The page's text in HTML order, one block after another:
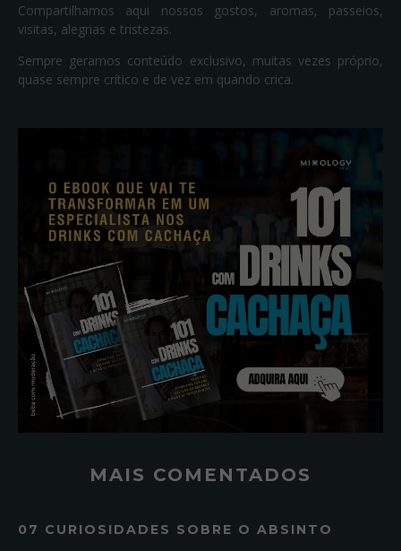
Compartilhamos aqui nossos gostos, aromas, passeios,
visitas, alegrias e tristezas.
Sempre geramos conteúdo exclusivo, muitas vezes próprio,
quase sempre crítico e de vez em quando crica.
MAIS COMENTADOS
07 CURIOSIDADES SOBRE O ABSINTO